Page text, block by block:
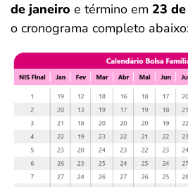
de janeiro e término em 23
o cronograma completo abaixo: